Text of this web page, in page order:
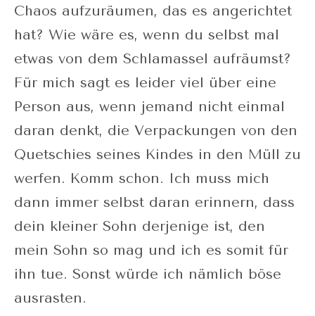
Chaos aufzuräumen, das es angerichtet
hat? Wie wäre es, wenn du selbst mal
etwas von dem Schlamassel aufräumst?
Für mich sagt es leider viel über eine
Person aus, wenn jemand nicht einmal
daran denkt, die Verpackungen von den
Quetschies seines Kindes in den Müll zu
werfen. Komm schon. Ich muss mich
dann immer selbst daran erinnern, dass
dein kleiner Sohn derjenige ist, den
mein Sohn so mag und ich es somit für
ihn tue. Sonst würde ich nämlich böse
ausrasten.